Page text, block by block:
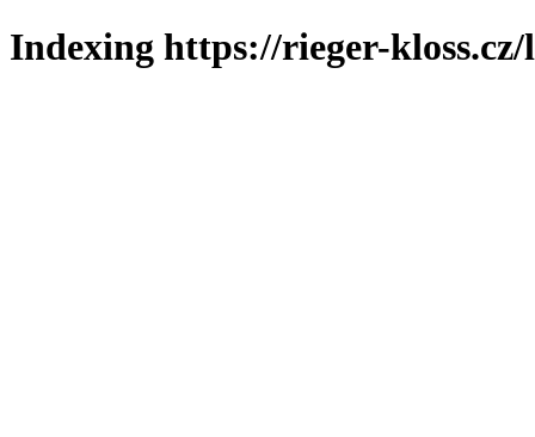
Indexing https://rieger-